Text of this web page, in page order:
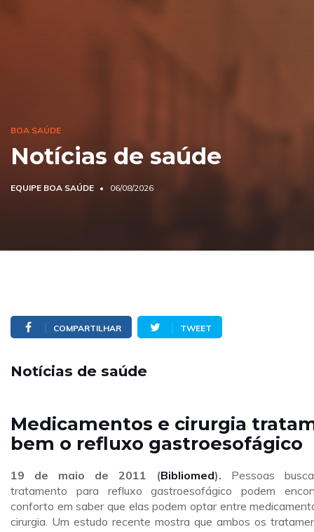
BOA SAÚDE
Notícias de saúde
EQUIPE BOA SAÚDE 06/08/2026
COMPARTILHAR TWEET
Notícias de saúde
Medicamentos e cirurgia
bem o refluxo gastroesofágico
19 de maio de 2011 (Bibliomed). Pessoas
tratamento para refluxo gastroesofágico podem
conforto em saber que elas podem optar entre
cirurgia. Um estudo recente mostra que ambos os